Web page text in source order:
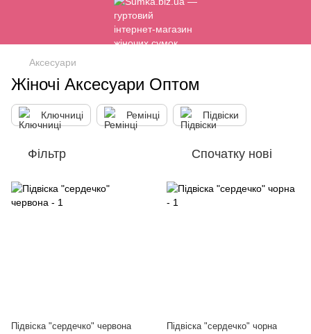
Аксесуари
Жіночі Аксесуари Оптом
Ключниці Ремінці Підвіски
Фільтр Спочатку нові
Підвіска "сердечко" червона Підвіска "сердечко" чорна